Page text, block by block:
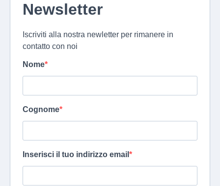
Newsletter
Iscriviti alla nostra newletter per rimanere in
contatto con noi
Nome
Cognome
Inserisci il tuo indirizzo email